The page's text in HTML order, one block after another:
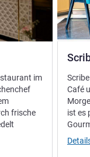
im
frische
Café
ist es